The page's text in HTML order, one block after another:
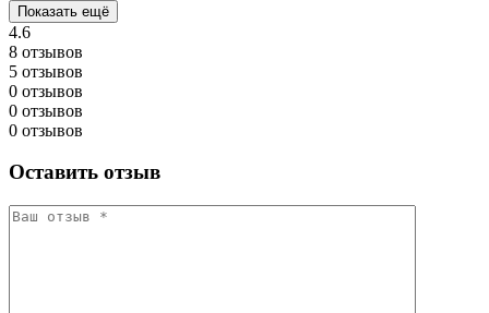
Показать ещё
4.6
8 отзывов
5 отзывов
0 отзывов
0 отзывов
0 отзывов
Оставить отзыв